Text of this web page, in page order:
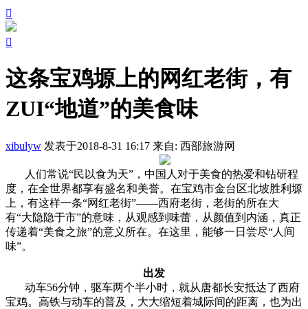


这条宝鸡塬上的网红老街，有
ZUI“地道”的美食味
xibulyw 发表于2018-8-31 16:17 来自: 西部旅游网
人们常说“民以食为天”，中国人对于美食的热爱和钻研程
度，在全世界都享有盛名和美誉。在宝鸡市金台区北坡胜利塬
上，有这样一条“网红老街”——西府老街，老街的所在大
有“大隐隐于市”的意味，从观感到味蕾，从颜值到内涵，真正
传递着“美食之旅”的意义所在。在这里，能够一日尝尽“人间
味”。
出发
动车56分钟，驱车两个半小时，就从唐都长安抵达了西府
宝鸡。高铁与动车的普及，大大缩短着城际间的距离，也为出